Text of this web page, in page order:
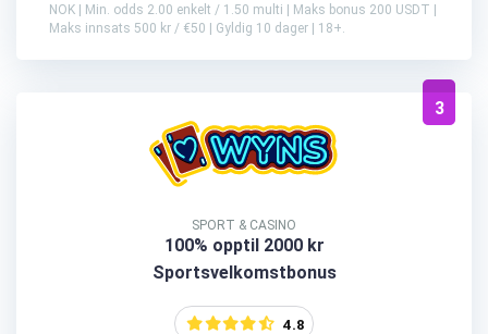
NOK | Min. odds 2.00 enkelt / 1.50 multi | Maks bonus 200 USDT |
Maks innsats 500 kr / €50 | Gyldig 10 dager | 18+.
3
SPORT & CASINO
100% opptil 2000 kr
Sportsvelkomstbonus
4.8